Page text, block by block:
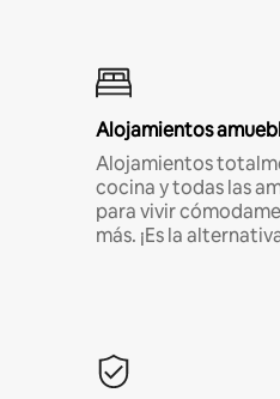
Alojamientos
Alojamientos
cocina y todas las
para vivir
más. ¡Es la